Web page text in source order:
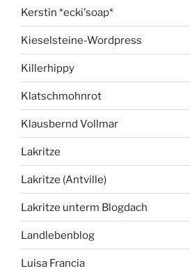
Kerstin *ecki'soap*
Kieselsteine-Wordpress
Killerhippy
Klatschmohnrot
Klausbernd Vollmar
Lakritze
Lakritze (Antville)
Lakritze unterm Blogdach
Landlebenblog
Luisa Francia